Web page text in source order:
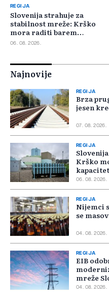
REGIJA
Slovenija strahuje za
stabilnost mreže: Krško
mora raditi barem
minimalnim kapacitetom
06. 08. 2026.
Najnovije
REGIJA
Brza
jesen
07. 08. 2026.
REGIJA
Krško
06. 08. 2026.
REGIJA
Nijemci
se
04. 08. 2026.
REGIJA
EIB
mreže
04. 08. 2026.